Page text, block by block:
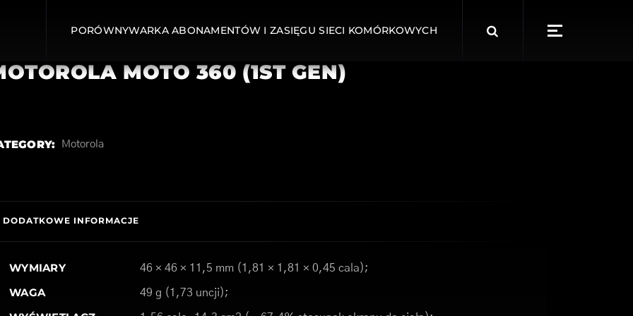
PORÓWNYWARKA ABONAMENTÓW I ZASIĘGU SIECI KOMÓRKOWYCH
for:
MOTO 360 (1ST GEN)
Motorola
DODATKOWE INFORMACJE
WYMIARY 46 × 46 × 11,5 mm (1,81 × 1,81 × 0,45 cala);
WAGA 49 g (1,73 uncji);